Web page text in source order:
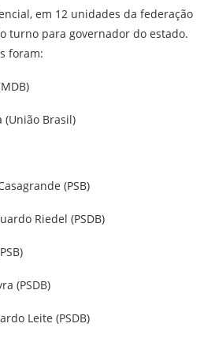
em 12 unidades da federação
turno para governador do estado.
foram:
(União Brasil)
(PSB)
Riedel (PSDB)
(PSDB)
Leite (PSDB)